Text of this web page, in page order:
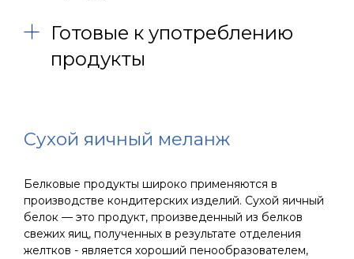
Готовые к употреблению
продукты
Сухой яичный меланж
Белковые продукты широко применяются в
производстве кондитерских изделий. Сухой яичный
белок — это продукт, произведенный из белков
свежих яиц, полученных в результате отделения
желтков - является хороший пенообразователем,